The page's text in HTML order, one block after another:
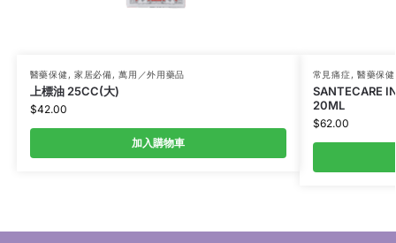
醫藥保健, 家居必備,萬用／外用藥品
上標油 25CC(大)
$42.00
加入購物車
常見痛症, 醫藥保健
SANTECARE
20ML
$62.00